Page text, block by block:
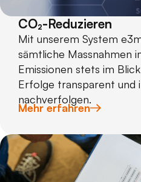
CO₂-Reduzieren
Mit unserem System
sämtliche Massnahmen
Emissionen stets im
Erfolge transparent und
nachverfolgen.
Mehr erfahren